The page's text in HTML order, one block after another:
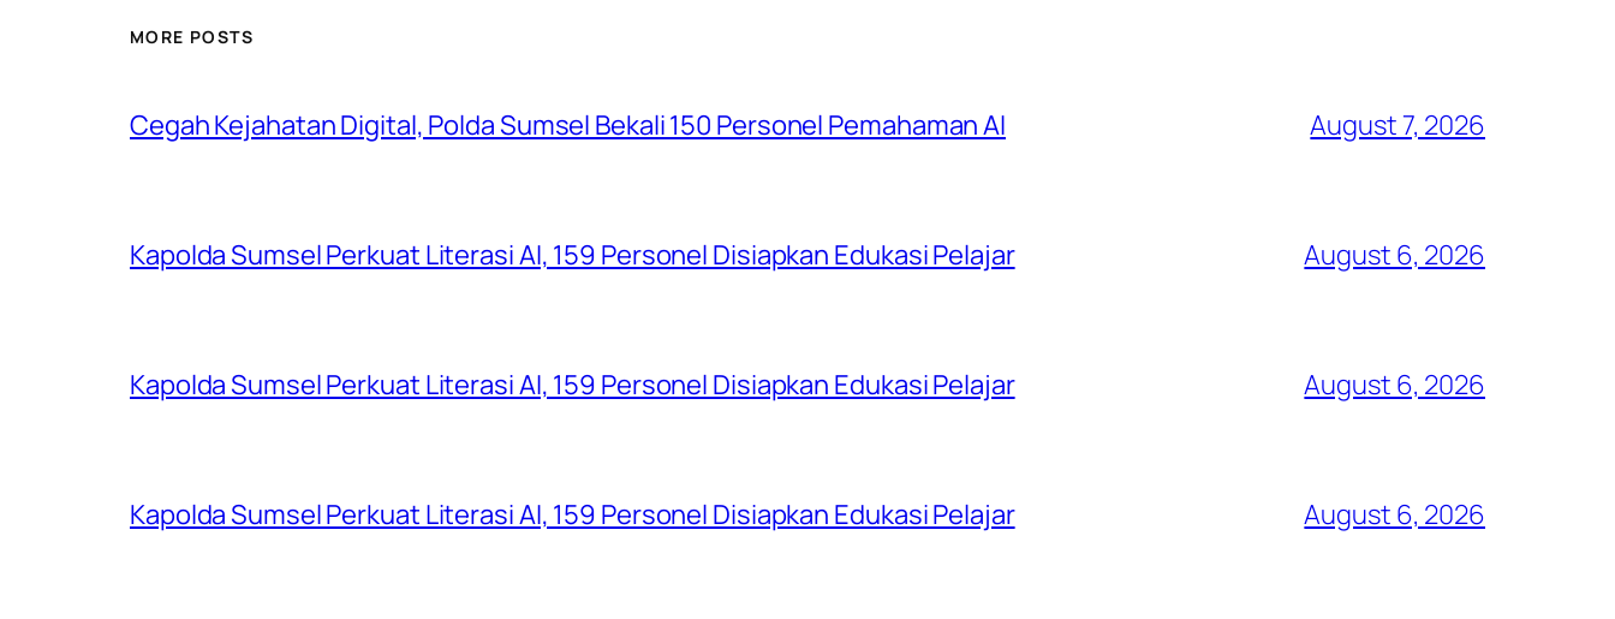
MORE POSTS
Cegah Kejahatan Digital, Polda Sumsel Bekali 150 Personel Pemahaman AI August 7, 2026
Kapolda Sumsel Perkuat Literasi AI, 159 Personel Disiapkan Edukasi Pelajar August 6, 2026
Kapolda Sumsel Perkuat Literasi AI, 159 Personel Disiapkan Edukasi Pelajar August 6, 2026
Kapolda Sumsel Perkuat Literasi AI, 159 Personel Disiapkan Edukasi Pelajar August 6, 2026